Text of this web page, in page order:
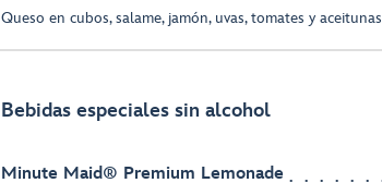
Queso en cubos, salame, jamón, uvas, tomates y aceitunas
Bebidas especiales sin alcohol
Minute Maid® Premium Lemonade